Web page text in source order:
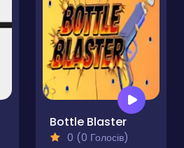
Bottle Blaster
0 (0 Голосів)